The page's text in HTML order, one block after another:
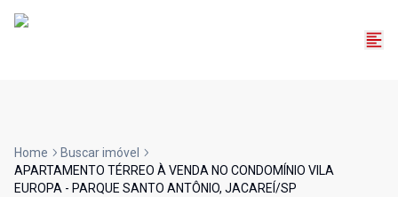
Home
Buscar imóvel
APARTAMENTO TÉRREO À VENDA NO CONDOMÍNIO VILA
EUROPA - PARQUE SANTO ANTÔNIO, JACAREÍ/SP